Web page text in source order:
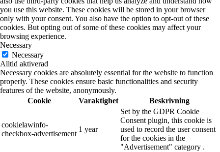
you use this website. These cookies will be stored in your browser
only with your consent. You also have the option to opt-out of these
cookies. But opting out of some of these cookies may affect your
browsing experience.
Necessary
Necessary
Alltid aktiverad
Necessary cookies are absolutely essential for the website to function
properly. These cookies ensure basic functionalities and security
features of the website, anonymously.
Cookie
Varaktighet Beskrivning
cookielawinfo-
checkbox-advertisement
1 year
Set by the GDPR Cookie
Consent plugin, this cookie is
used to record the user consent
for the cookies in the
"Advertisement" category .